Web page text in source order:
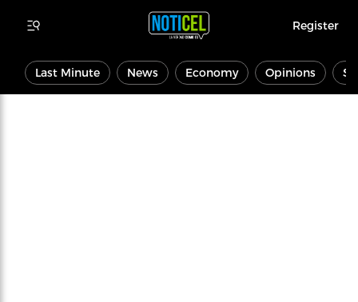
Register
Last Minute News Economy Opinions